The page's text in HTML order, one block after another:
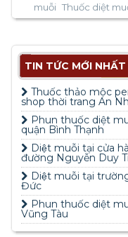
muỗi Thuốc diệt
TIN TỨC MỚI NHẤT
Thuốc thảo mộc
shop thời trang An
Phun thuốc diệt
quận Bình Thạnh
Diệt muỗi tại cửa
đường Nguyễn Duy
Diệt muỗi tại
Đức
Phun thuốc diệt
Vũng Tàu